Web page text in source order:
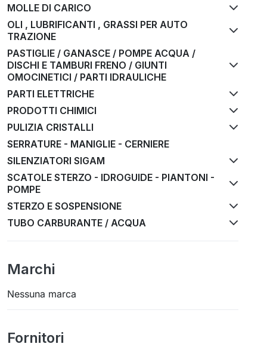
MOLLE DI CARICO
OLI , LUBRIFICANTI , GRASSI PER AUTO
TRAZIONE
PASTIGLIE / GANASCE / POMPE ACQUA /
DISCHI E TAMBURI FRENO / GIUNTI
OMOCINETICI / PARTI IDRAULICHE
PARTI ELETTRICHE
PRODOTTI CHIMICI
PULIZIA CRISTALLI
SERRATURE - MANIGLIE - CERNIERE
SILENZIATORI SIGAM
SCATOLE STERZO - IDROGUIDE - PIANTONI -
POMPE
STERZO E SOSPENSIONE
TUBO CARBURANTE / ACQUA
Marchi
Nessuna marca
Fornitori